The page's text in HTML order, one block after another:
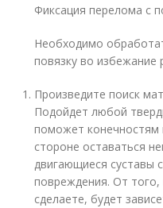
Фиксация перелома с
Необходимо
повязку во избежание
Произведите поиск
Подойдет любой
поможет конечностям
стороне оставаться
двигающиеся суставы
повреждения. От того,
сделаете, будет